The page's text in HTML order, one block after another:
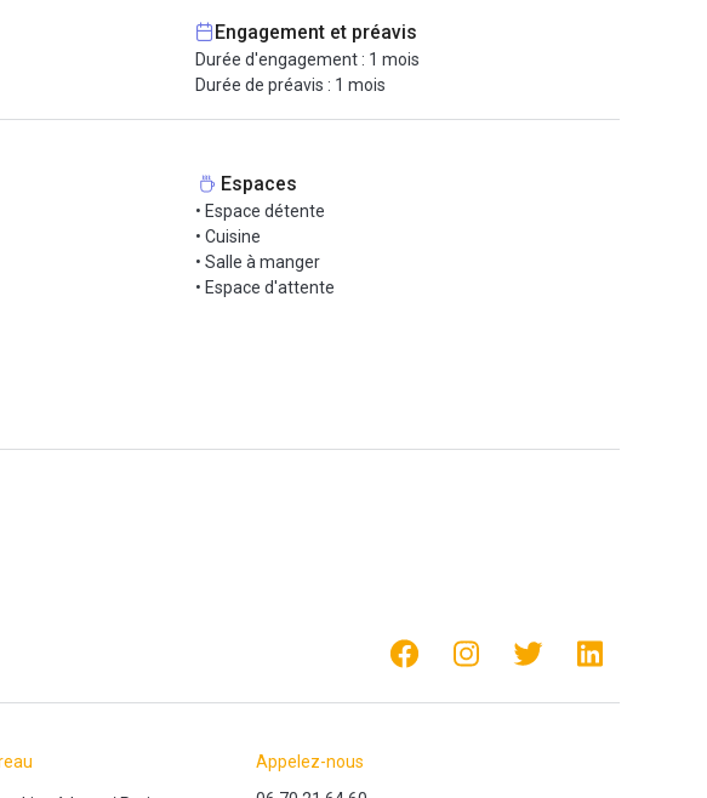
Engagement et préavis
Durée d'engagement : 1 mois
Durée de préavis : 1 mois
Espaces
• Espace détente
• Cuisine
• Salle à manger
• Espace d'attente
Appelez-nous